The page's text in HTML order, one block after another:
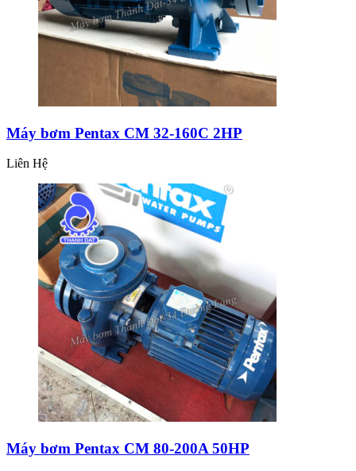
Máy bơm Pentax CM 32-160C 2HP
Liên Hệ
Máy bơm Pentax CM 80-200A 50HP